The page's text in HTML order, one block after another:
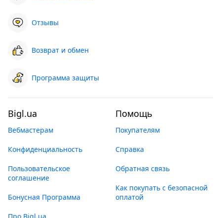
Отзывы
Возврат и обмен
Программа защиты
Bigl.ua
Вебмастерам
Конфиденциальность
Пользовательское
соглашение
Бонусная Программа
Помощь
Покупателям
Справка
Обратная связь
Как покупать с безопасной
оплатой